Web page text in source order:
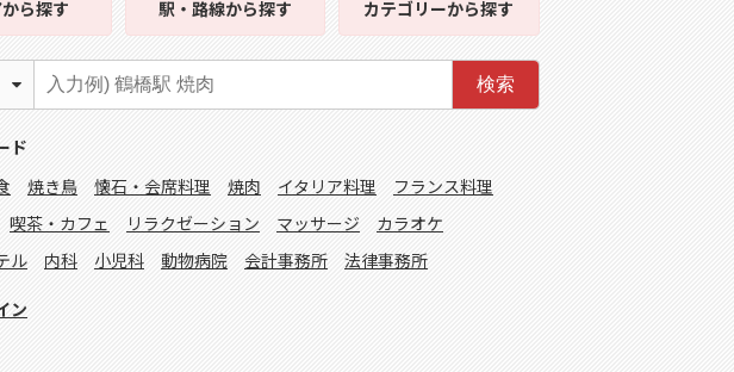
から探す 駅・路線から探す カテゴリーから探す
検索
ド
焼き鳥 懐石・会席料理 焼肉 イタリア料理
フランス料理
喫茶・カフェ リラクゼーション マッサージ
カラオケ
ル
内科 小児科 動物病院 会計事務所 法律事務所
ン